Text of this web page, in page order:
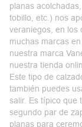
planas
tobillo, etc.) nos
veraniegos , en
muchas marcas
nuestra marca
nuestra tienda
Este tipo de
también puedes
salir. Es típico que
segundo par de
planas para